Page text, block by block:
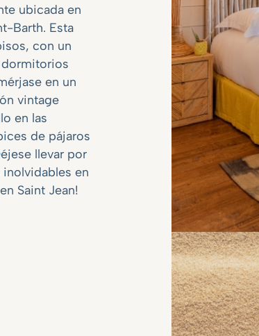
ubicada en
Barth. Esta
con un
en un
vintage
en las
de pájaros
llevar por
en
Saint Jean!